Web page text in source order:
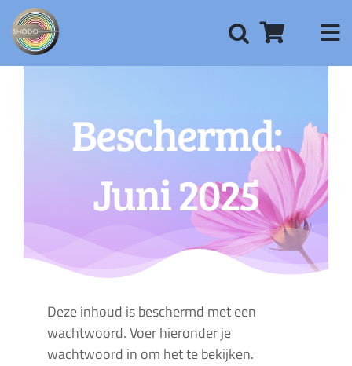
naar
inhoud
Beschermd:
Juni 2025
Deze inhoud is beschermd met een
wachtwoord. Voer hieronder je
wachtwoord in om het te bekijken.